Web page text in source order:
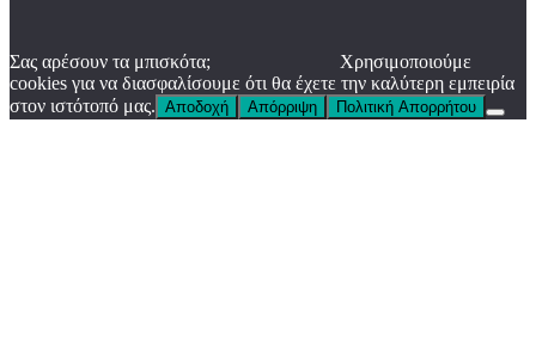
Σας αρέσουν τα μπισκότα;
Χρησιμοποιούμε
cookies για να διασφαλίσουμε ότι θα έχετε την καλύτερη εμπειρία
στον ιστότοπό μας. Αποδοχή Απόρριψη Πολιτική Απορρήτου